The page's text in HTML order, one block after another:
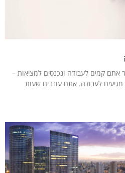
אתם קמים לעבודה ונכנסים למציאות –
לעבודה. אתם עובדים שעות